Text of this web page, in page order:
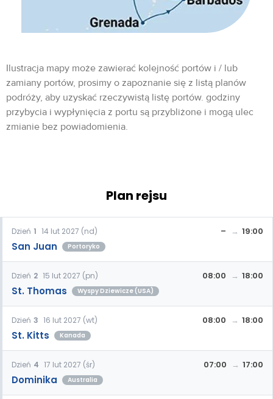
Ilustracja mapy może zawierać kolejność portów i / lub
zamiany portów, prosimy o zapoznanie się z listą planów
podróży, aby uzyskać rzeczywistą listę portów. godziny
przybycia i wypłynięcia z portu są przybliżone i mogą ulec
zmianie bez powiadomienia.
Plan rejsu
Dzień 1 14 lut 2027 (nd)
San Juan Portoryko
– 19:00
Dzień 2 15 lut 2027 (pn)
St. Thomas Wyspy Dziewicze (USA)
08:00 18:00
Dzień 3 16 lut 2027 (wt)
St. Kitts Kanada
08:00 18:00
Dzień 4 17 lut 2027 (śr)
Dominika Australia
07:00 17:00